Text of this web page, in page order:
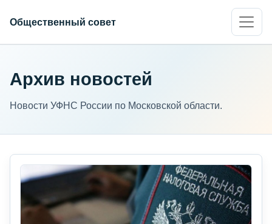
Общественный совет
Архив новостей
Новости УФНС России по Московской области.